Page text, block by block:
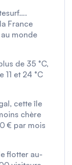
France
monde
de 35 °C,
et 24 °C
cette île
chère
€ par mois
flotter au-